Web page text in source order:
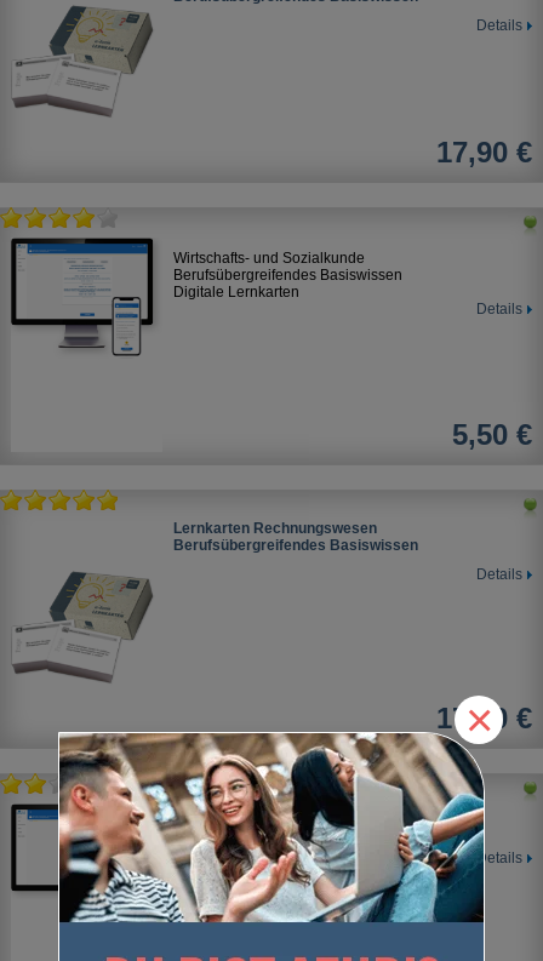
Details
17,90 €
Wirtschafts- und Sozialkunde
Berufsübergreifendes Basiswissen
Digitale Lernkarten
Details
5,50 €
Lernkarten Rechnungswesen
Berufsübergreifendes Basiswissen
Details
17,90 €
Digitale Lernkarten - Rechnungswesen
Basiswissen
Details
×